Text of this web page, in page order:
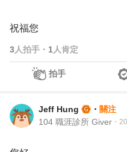
祝福您
3人拍手 ・ 1 人肯定
拍手
Jeff Hung ・ 關注
104 職涯診所 Giver ・